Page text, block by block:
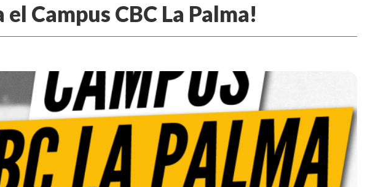
Campus CBC La Palma!